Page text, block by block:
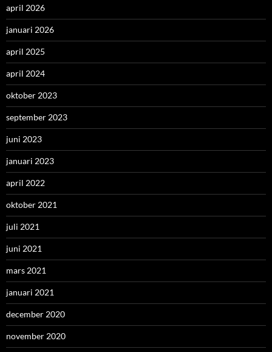
april 2026
januari 2026
april 2025
april 2024
oktober 2023
september 2023
juni 2023
januari 2023
april 2022
oktober 2021
juli 2021
juni 2021
mars 2021
januari 2021
december 2020
november 2020